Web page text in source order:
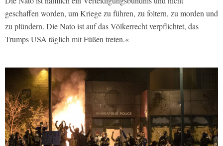
geschaffen worden, um Kriege zu führen, zu foltern, zu morden und
zu plündern. Die Nato ist auf das Völkerrecht verpflichtet, das
Trumps USA täglich mit Füßen treten.«